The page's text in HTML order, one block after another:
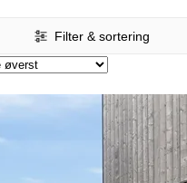
Filter & sortering